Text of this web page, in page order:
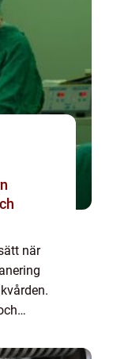
när
det att ...